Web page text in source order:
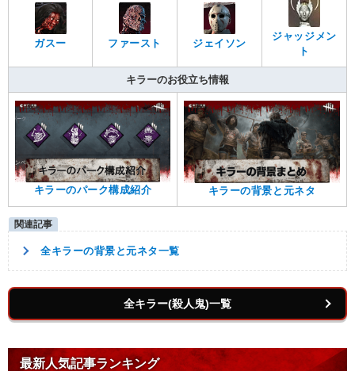
ガスー ファースト ジェイソン
ジャッジメン
ト
キラーのお役立ち情報
キラーのパーク構成紹介 キラーの背景と元ネタ
全キラーの背景と元ネタ一覧
全キラー(殺人鬼)一覧
最新人気記事ランキング